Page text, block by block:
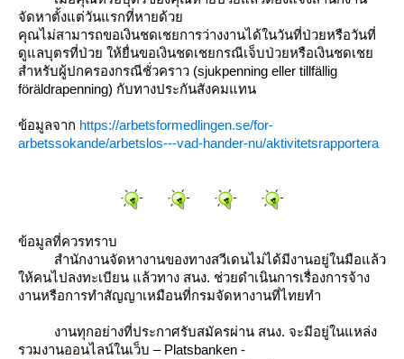
จัดหาตั้งแต่วันแรกที่หายด้ว
คุณไม่สามารถขอเงินชดเชยการว่างงานได้ในวันที่ป่วยหรือวันที่
ดูแลบุตรที่ป่วย ให้ยื่นขอเงินชดเชยกรณีเจ็บป่วยหรือเงินชดเช
สำหรับผู้ปกครองกรณีชั่วคราว (sjukpenning eller tillfällig
föräldrapenning) กับทางประกันสังคมแทน
ข้อมูลจาก https://arbetsformedlingen.se/for-
arbetssokande/arbetslos---vad-hander-nu/aktivitetsrapportera
ข้อมูลที่ควรทราบ
สำนักงานจัดหางานของทางสวีเดนไม่ได้มีงานอยู่ในมือแล้ว
ห้คนไปลงทะเบียน แล้วทาง สนง. ช่วยดำเนินการเรื่องการจ้าง
งานหรือการทำสัญญาเหมือนที่กรมจัดหางานที่ไทยทำ
งานทุกอย่างที่ประกาศรับสมัครผ่าน สนง. จะมีอยู่ในแหล่ง
รวมงานออนไลน์ในเว็บ – Platsbanken -